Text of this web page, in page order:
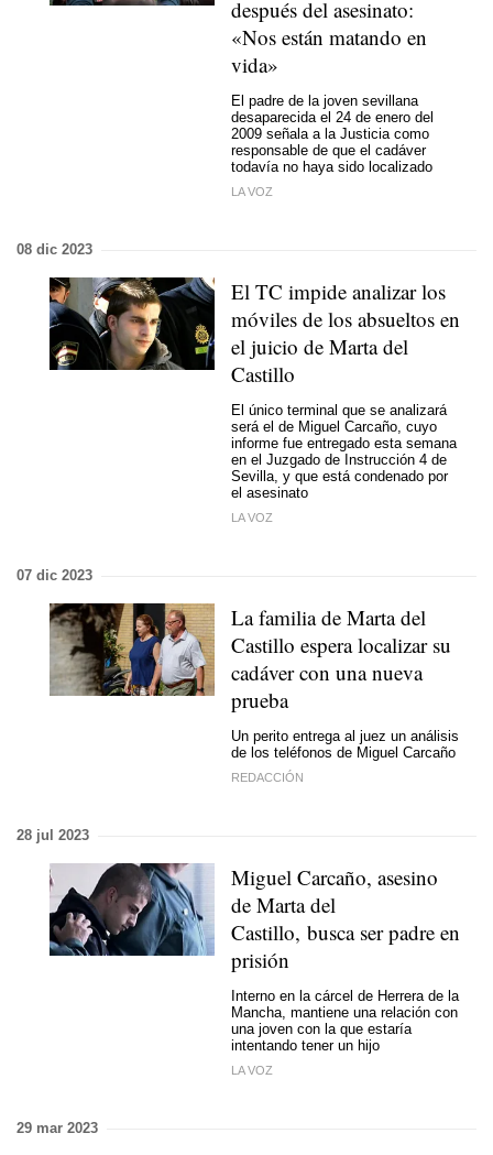
después del asesinato:
«Nos están matando en
vida»
El padre de la joven sevillana
desaparecida el 24 de enero del
2009 señala a la Justicia como
responsable de que el cadáver
todavía no haya sido localizado
LA VOZ
08 dic 2023
El TC impide analizar los
móviles de los absueltos en
el juicio de Marta del
Castillo
El único terminal que se analizará
será el de Miguel Carcaño, cuyo
informe fue entregado esta semana
en el Juzgado de Instrucción 4 de
Sevilla, y que está condenado por
el asesinato
LA VOZ
07 dic 2023
La familia de Marta del
Castillo espera localizar su
cadáver con una nueva
prueba
Un perito entrega al juez un análisis
de los teléfonos de Miguel Carcaño
REDACCIÓN
28 jul 2023
Miguel Carcaño, asesino
de Marta del
Castillo, busca ser padre en
prisión
Interno en la cárcel de Herrera de la
Mancha, mantiene una relación con
una joven con la que estaría
intentando tener un hijo
LA VOZ
29 mar 2023